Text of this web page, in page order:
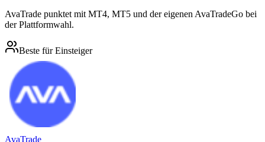
AvaTrade punktet mit MT4, MT5 und der eigenen AvaTradeGo bei
der Plattformwahl.
Beste für Einsteiger
AvaTrade